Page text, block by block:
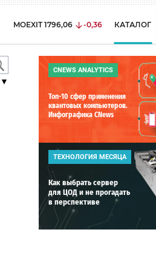
MOEXIT 1796,06 -0,36 КАТАЛОГ
▼
CNEWS ANALYTICS
Топ-10 сфер применения
квантовых компьютеров.
Инфографика CNews
ТЕХНОЛОГИЯ МЕСЯЦА
Как выбрать сервер
для ЦОД и не прогадать
в перспективе